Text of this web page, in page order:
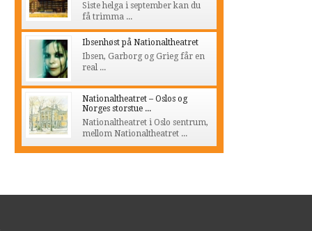
Siste helga i september kan du
få trimma ...
Ibsenhøst på Nationaltheatret
Ibsen, Garborg og Grieg får en
real ...
Nationaltheatret – Oslos og
Norges storstue ...
Nationaltheatret i Oslo sentrum,
mellom Nationaltheatret ...